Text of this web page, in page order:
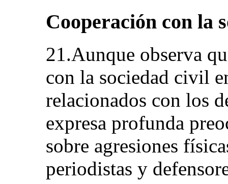
Cooperación con la
21.Aunque observa
con la sociedad civil
relacionados con los
expresa profunda
sobre agresiones
periodistas y